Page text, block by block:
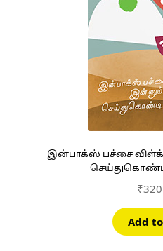
இன்பாக்ஸ் பச்சை
₹
Add